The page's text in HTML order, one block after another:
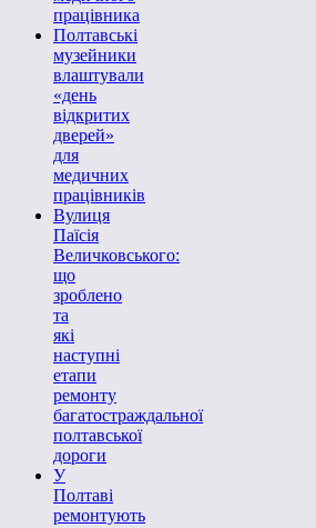
працівника
Полтавські
музейники
влаштували
«день
відкритих
дверей»
для
медичних
працівників
Вулиця
Паїсія
Величковського:
що
зроблено
та
які
наступні
етапи
ремонту
багатостраждальної
полтавської
дороги
У
Полтаві
ремонтують